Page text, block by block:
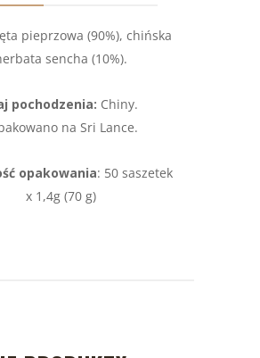
pieprzowa (90%), chińska
sencha (10%).
pochodzenia: Chiny.
na Sri Lance.
opakowania: 50 saszetek
x 1,4g (70 g)